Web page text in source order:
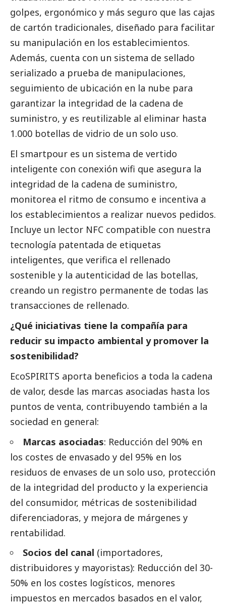
golpes, ergonómico y más seguro que las cajas
de cartón tradicionales, diseñado para facilitar
su manipulación en los establecimientos.
Además, cuenta con un sistema de sellado
serializado a prueba de manipulaciones,
seguimiento de ubicación en la nube para
garantizar la integridad de la cadena de
suministro, y es reutilizable al eliminar hasta
1.000 botellas de vidrio de un solo uso.
El smartpour es un sistema de vertido
inteligente con conexión wifi que asegura la
integridad de la cadena de suministro,
monitorea el ritmo de consumo e incentiva a
los establecimientos a realizar nuevos pedidos.
Incluye un lector NFC compatible con nuestra
tecnología patentada de etiquetas
inteligentes, que verifica el rellenado
sostenible y la autenticidad de las botellas,
creando un registro permanente de todas las
transacciones de rellenado.
¿Qué iniciativas tiene la compañía para
reducir su impacto ambiental y promover la
sostenibilidad?
EcoSPIRITS aporta beneficios a toda la cadena
de valor, desde las marcas asociadas hasta los
puntos de venta, contribuyendo también a la
sociedad en general:
Marcas asociadas: Reducción del 90% en
los costes de envasado y del 95% en los
residuos de envases de un solo uso, protección
de la integridad del producto y la experiencia
del consumidor, métricas de sostenibilidad
diferenciadoras, y mejora de márgenes y
rentabilidad.
Socios del canal (importadores,
distribuidores y mayoristas): Reducción del 30-
50% en los costes logísticos, menores
impuestos en mercados basados en el valor,